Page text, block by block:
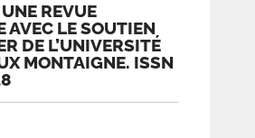
REVUE
AVEC LE SOUTIEN
DE L’UNIVERSITÉ
MONTAIGNE. ISSN